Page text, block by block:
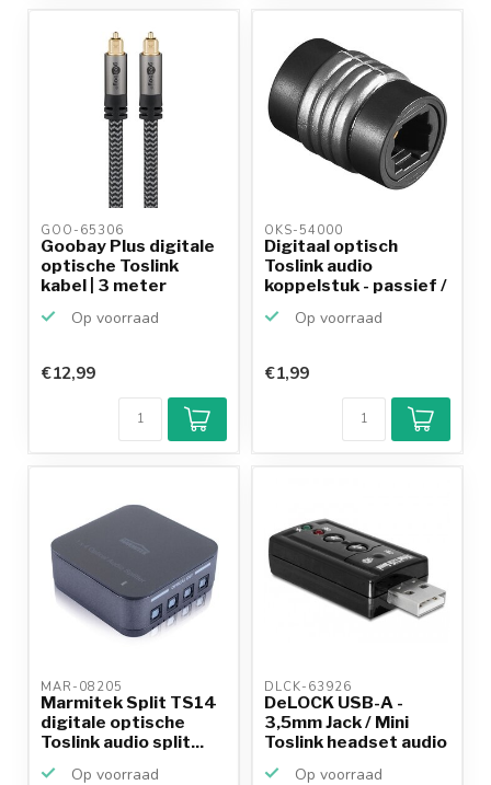
GOO-65306
Goobay Plus digitale
optische Toslink
kabel | 3 meter
Op voorraad
€12,99
OKS-54000
Digitaal optisch
Toslink audio
koppelstuk - passief /
Op voorraad
€1,99
MAR-08205
Marmitek Split TS14
digitale optische
Toslink audio split...
Op voorraad
DLCK-63926
DeLOCK USB-A -
3,5mm Jack / Mini
Toslink headset audio
Op voorraad